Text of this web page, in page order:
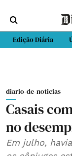
Edição Diária
diario-de-noticias
Casais
no
Em julho,